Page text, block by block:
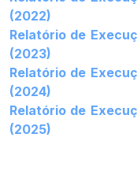
(2022)
Relatório de
(2023)
Relatório de
(2024)
Relatório de
(2025)